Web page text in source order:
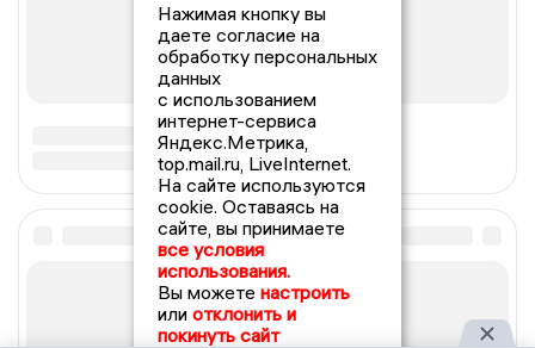
Нажимая кнопку вы
даете согласие на
обработку персональных
данных
с использованием
интернет-сервиса
Яндекс.Метрика,
top.mail.ru, LiveInternet.
На сайте используются
cookie. Оставаясь на
сайте, вы принимаете
все условия
использования.
Вы можете настроить
или отклонить и
покинуть сайт